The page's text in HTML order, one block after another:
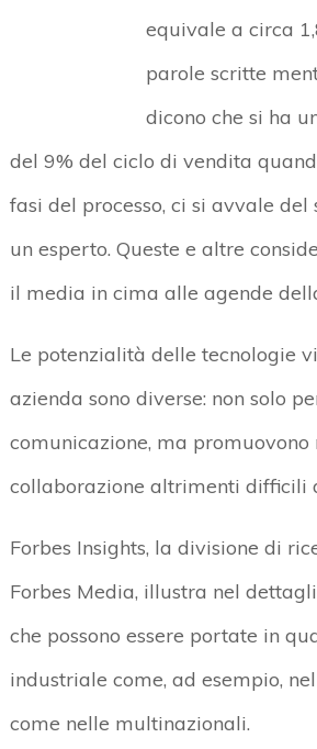
equivale a circa
parole scritte
dicono che si ha
del 9% del ciclo di vendita
fasi del processo, ci si avvale
un esperto. Queste e altre
il media in cima alle agende
Le potenzialità delle tecnologie
azienda sono diverse: non solo
comunicazione, ma
collaborazione altrimenti difficili
Forbes Insights, la divisione di
Forbes Media, illustra nel
che possono essere portate in
industriale come, ad esempio,
come nelle multinazionali.